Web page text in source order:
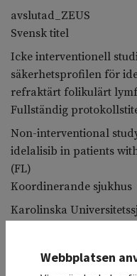
avslutad_ZEUS
Svensk titel
Icke interventionell
säkerhetsprofilen för
refraktärt folikulärt
Fullständig
Non-interventional
idelalisib in patients
(FL)
Koordinerande sjukhus
Karolinska
Studiesammanfattning
Webbplatsen